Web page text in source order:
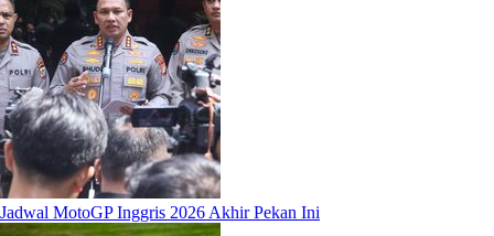
Jadwal MotoGP Inggris 2026 Akhir Pekan Ini